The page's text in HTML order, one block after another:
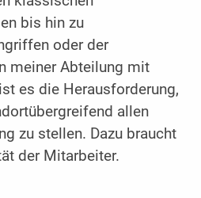
bis hin zu
oder der
meiner Abteilung mit
es die Herausforderung,
allen
zu stellen. Dazu braucht
der Mitarbeiter.